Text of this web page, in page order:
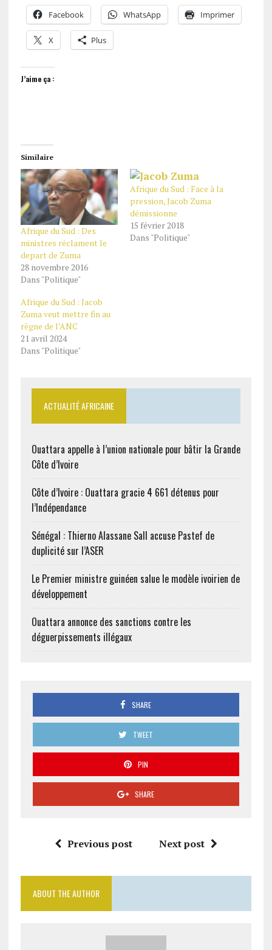
Facebook WhatsApp Imprimer
X Plus
J’aime ça :
Similaire
Afrique du Sud : Des
ministres réclament le
depart de Zuma
28 novembre 2016
Dans "Politique"
Afrique du Sud : Face à la
pression, Jacob Zuma
démissionne
15 février 2018
Dans "Politique"
Afrique du Sud : Jacob
Zuma veut mettre fin au
règne de l’ANC
21 avril 2024
Dans "Politique"
ACTUALITÉ AFRICAINE
Ouattara appelle à l’union nationale pour bâtir la Grande
Côte d’Ivoire
Côte d’Ivoire : Ouattara gracie 4 661 détenus pour
l’Indépendance
Sénégal : Thierno Alassane Sall accuse Pastef de
duplicité sur l’ASER
Le Premier ministre guinéen salue le modèle ivoirien de
développement
Ouattara annonce des sanctions contre les
déguerpissements illégaux
SHARE
TWEET
PIN
SHARE
Previous post Next post
ABOUT THE AUTHOR